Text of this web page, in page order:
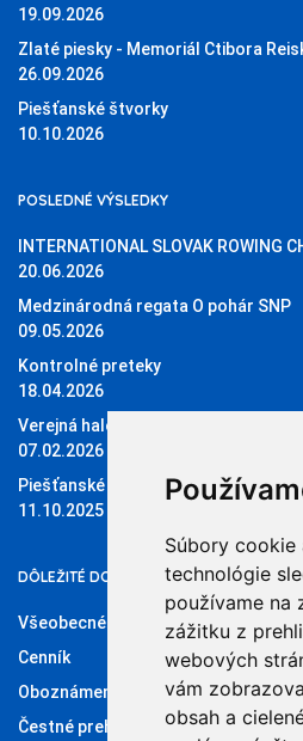
Súbory cookie
technológie
používame na
zážitku z
webových
vám
obsah a
19.09.2026
Zlaté piesky - Memoriál Ctibora
26.09.2026
Piešťanské štvorky
10.10.2026
POSLEDNÉ VÝSLEDKY
INTERNATIONAL SLOVAK ROWING
20.06.2026
Medzinárodná regata O pohár SNP
09.05.2026
Kontrolné preteky
18.04.2026
Verejná halová regata O pohár Sĺňavy
07.02.2026
Piešťanské štvorky 11.10.2025
11.10.2025
DÔLEŽITÉ DOKUMENTY
Všeobecné obchodné podmienky
Cenník
Oboznámenie so spracúvaním
Čestné prehlásenie administrátora